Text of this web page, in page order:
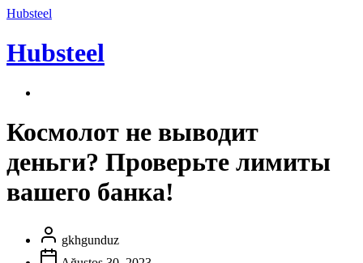
Hubsteel
Hubsteel
Космолот не выводит
деньги? Проверьте лимиты
вашего банка!
gkhgunduz